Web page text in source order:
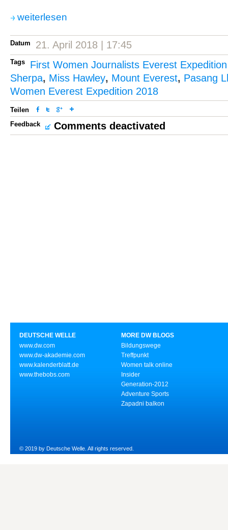
weiterlesen
Datum 21. April 2018 | 17:45
Tags
First Women Journalists Everest
Sherpa, Miss Hawley, Mount Everest, Pasang
Women Everest Expedition 2018
Teilen
Feedback
Comments deactivated
DEUTSCHE WELLE
www.dw.com
www.dw-akademie.com
www.kalenderblatt.de
www.thebobs.com
MORE DW BLOGS
Bildungswege
Treffpunkt
Women talk online
Insider
Generation-2012
Adventure Sports
Zapadni balkon
© 2019 by Deutsche Welle. All rights reserved.